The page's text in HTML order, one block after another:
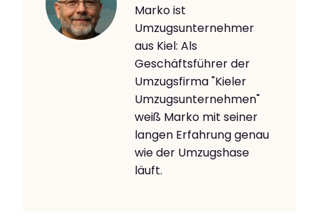
Marko ist
Umzugsunternehmer
aus Kiel: Als
Geschäftsführer der
Umzugsfirma "Kieler
Umzugsunternehmen"
weiß Marko mit seiner
langen Erfahrung genau
wie der Umzugshase
läuft.